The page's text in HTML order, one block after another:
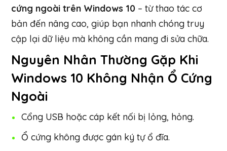
cứng ngoài trên Windows 10 – từ thao tác cơ
bản đến nâng cao, giúp bạn nhanh chóng truy
cập lại dữ liệu mà không cần mang đi sửa chữa.
Nguyên Nhân Thường Gặp Khi
Windows 10 Không Nhận Ổ Cứng
Ngoài
Cổng USB hoặc cáp kết nối bị lỏng, hỏng.
Ổ cứng không được gán ký tự ổ đĩa.